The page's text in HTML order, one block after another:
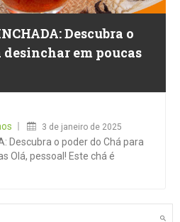
Descubra o
desinchar em poucas
3 de janeiro de 2025
Descubra o poder do Chá para
Olá, pessoal! Este chá é